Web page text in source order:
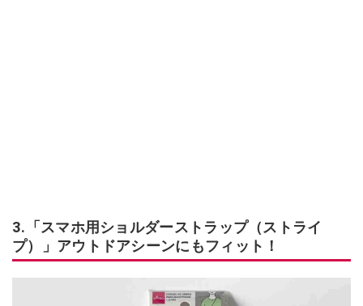
3.「スマホ用ショルダーストラップ（ストライ
プ）」アウトドアシーンにもフィット！